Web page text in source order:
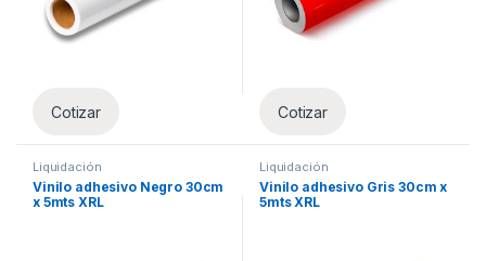
Cotizar Cotizar
Liquidación
Vinilo adhesivo Negro 30cm
x 5mts XRL
Liquidación
Vinilo adhesivo Gris 30cm x
5mts XRL